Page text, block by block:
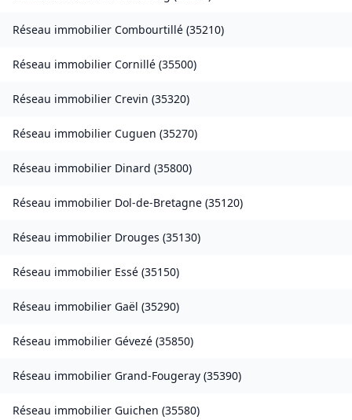
Réseau immobilier Combourtillé (35210)
Réseau immobilier Cornillé (35500)
Réseau immobilier Crevin (35320)
Réseau immobilier Cuguen (35270)
Réseau immobilier Dinard (35800)
Réseau immobilier Dol-de-Bretagne (35120)
Réseau immobilier Drouges (35130)
Réseau immobilier Essé (35150)
Réseau immobilier Gaël (35290)
Réseau immobilier Gévezé (35850)
Réseau immobilier Grand-Fougeray (35390)
Réseau immobilier Guichen (35580)